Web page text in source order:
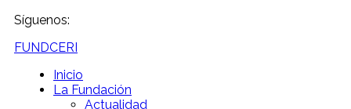
Síguenos:
FUNDCERI
Inicio
La Fundación
Actualidad